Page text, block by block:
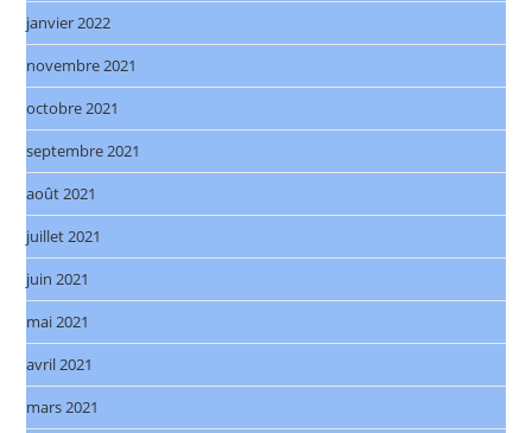
janvier 2022
novembre 2021
octobre 2021
septembre 2021
août 2021
juillet 2021
juin 2021
mai 2021
avril 2021
mars 2021